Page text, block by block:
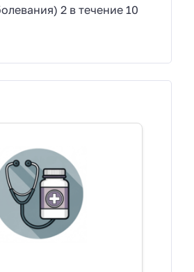
2 в течение 10